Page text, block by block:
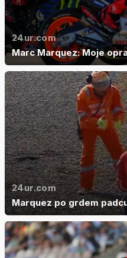
24ur.com
Marc Marquez: Moje
24ur.com
Marquez po grdem